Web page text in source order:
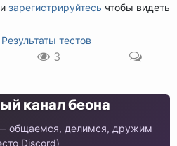
зарегистрируйтесь чтобы видеть
Результаты тестов
3
канал беона
общаемся, делимся, дружим
Discord)